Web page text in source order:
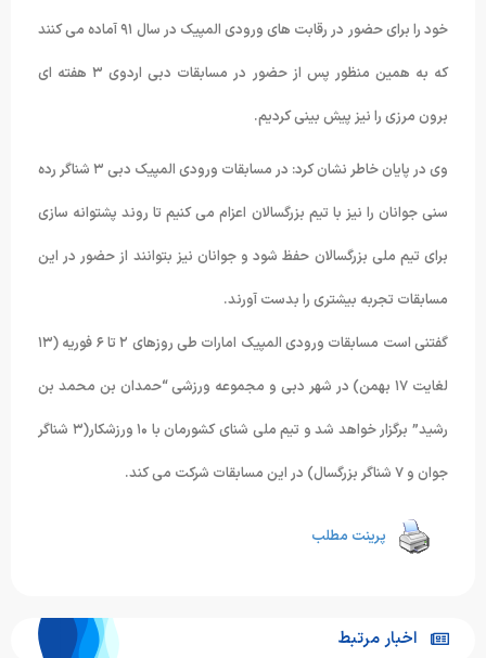
خود را برای حضور در رقابت های ورودی المپیک در سال ٩١ آماده می کنند
که به همین منظور پس از حضور در مسابقات دبی اردوی ٣ هفته ای
برون مرزی را نیز پیش بینی کردیم.
وی در پایان خاطر نشان کرد: در مسابقات ورودی المپیک دبی ٣ شناگر رده
سنی جوانان را نیز با تیم بزرگسالان اعزام می کنیم تا روند پشتوانه سازی
برای تیم ملی بزرگسالان حفظ شود و جوانان نیز بتوانند از حضور در این
مسابقات تجربه بیشتری را بدست آورند.
گفتنی است مسابقات ورودی المپیک امارات طی روزهای ٢ تا ۶ فوریه (١٣
لغایت ١٧ بهمن) در شهر دبی و مجموعه ورزشی “حمدان بن محمد بن
رشید” برگزار خواهد شد و تیم ملی شنای کشورمان با ١۰ ورزشکار(٣ شناگر
جوان و ٧ شناگر بزرگسال) در این مسابقات شرکت می کند.
پرینت مطلب
اخبار مرتبط